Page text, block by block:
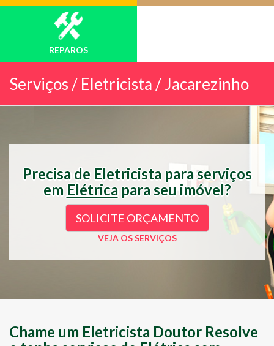
REPAROS
Serviços / Eletricista / Jacarezinho
Precisa de Eletricista para serviços
em Elétrica para seu imóvel?
SOLICITE ORÇAMENTO
VEJA OS SERVIÇOS
Chame um Eletricista Doutor Resolve